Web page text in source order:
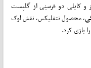
و کایلی دو فرسنِی از گل­پست
، محصول نتفلیکس، نقش لوک